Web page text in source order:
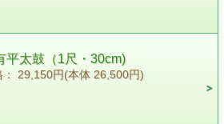
平太鼓（1尺・30cm)
： 29,150円(本体 26,500円)